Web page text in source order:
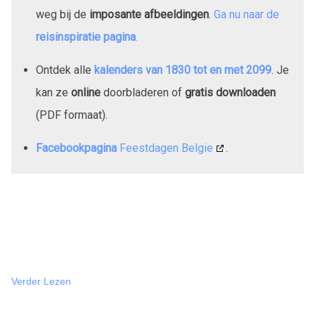
weg bij de imposante afbeeldingen. Ga nu naar de
reisinspiratie pagina.
Ontdek alle kalenders van 1830 tot en met2099. Je
kan ze online doorbladeren of gratis downloaden
(PDF formaat).
Facebookpagina Feestdagen Belgie .
Verder Lezen